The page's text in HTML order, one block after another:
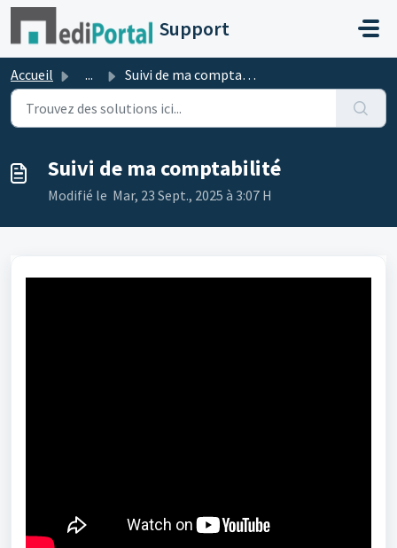
Passer au contenu principal
Support
Accueil ... Suivi de ma comptabilité
Suivi de ma comptabilité
Modifié le Mar, 23 Sept., 2025 à 3:07 H